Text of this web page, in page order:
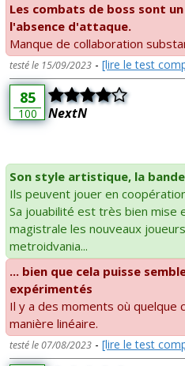
Les combats de boss sont
l'absence d'attaque.
Manque de collaboration
testé le 15/09/2023 - [lire le test
85
100 NextN
Son style artistique, la
Ils peuvent jouer en
Sa jouabilité est très bien mise
magistrale les nouveaux
metroidvania...
... bien que cela puisse
expérimentés
Il y a des moments où quelque
manière linéaire.
testé le 07/08/2023 - [lire le test